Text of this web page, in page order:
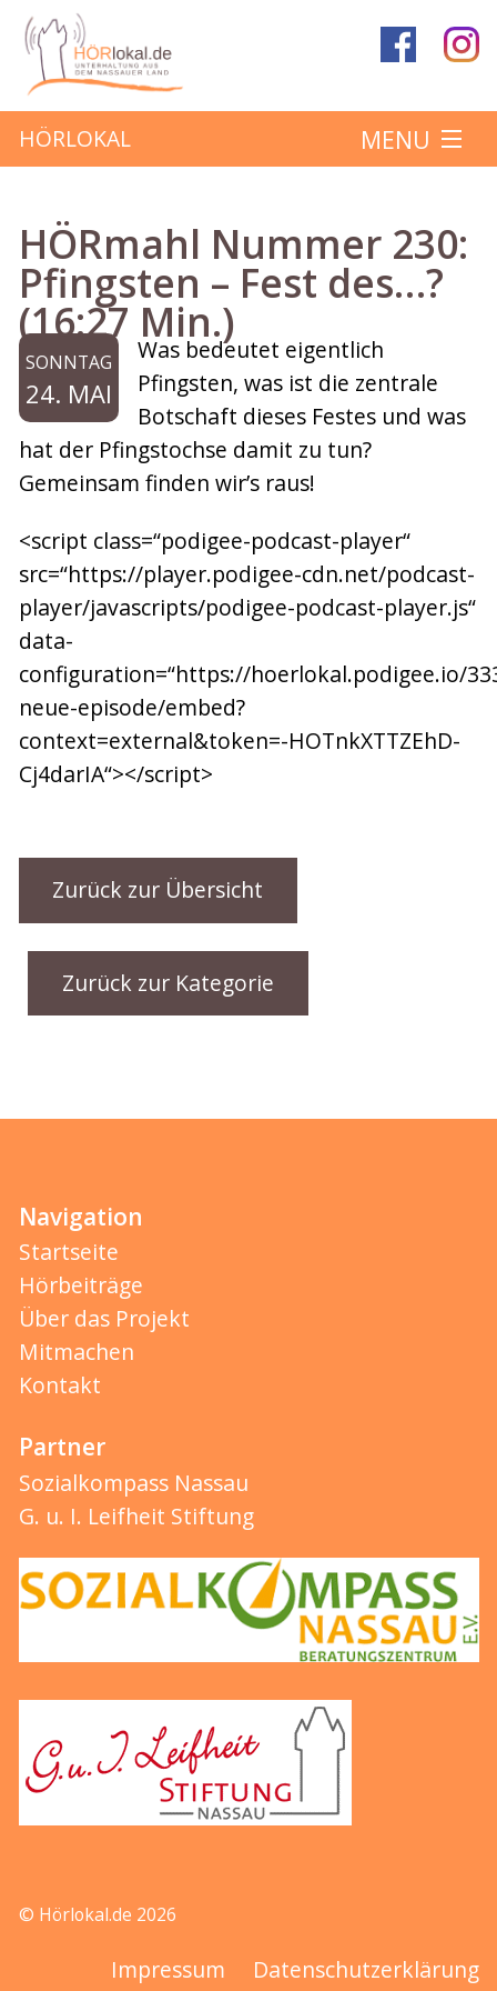
HÖRLOKAL MENU
Hörbeiträge
Über das Projekt
Mitmachen
Kontakt
HÖRmahl Nummer 230:
Pfingsten – Fest des…?
(16:27 Min.)
SONNTAG
24. MAI
Was bedeutet eigentlich
Pfingsten, was ist die zentrale
Botschaft dieses Festes und was
hat der Pfingstochse damit zu tun?
Gemeinsam finden wir’s raus!
<script class=“podigee-podcast-player“
src=“https://player.podigee-cdn.net/podcast-
player/javascripts/podigee-podcast-player.js“
data-
configuration=“https://hoerlokal.podigee.io/
neue-episode/embed?
context=external&token=-HOTnkXTTZEhD-
Cj4darIA“></script>
Zurück zur Übersicht
Zurück zur Kategorie
Navigation
Startseite
Hörbeiträge
Über das Projekt
Mitmachen
Kontakt
Partner
Sozialkompass Nassau
G. u. I. Leifheit Stiftung
© Hörlokal.de 2026
Impressum Datenschutzerklärung